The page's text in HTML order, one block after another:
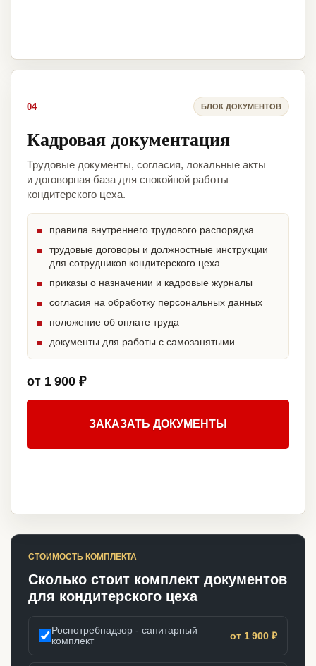
04 БЛОК ДОКУМЕНТОВ
Кадровая документация
Трудовые документы, согласия, локальные акты
и договорная база для спокойной работы
кондитерского цеха.
правила внутреннего трудового распорядка
трудовые договоры и должностные инструкции
для сотрудников кондитерского цеха
приказы о назначении и кадровые журналы
согласия на обработку персональных данных
положение об оплате труда
документы для работы с самозанятыми
от 1 900 ₽
ЗАКАЗАТЬ ДОКУМЕНТЫ
СТОИМОСТЬ КОМПЛЕКТА
Сколько стоит комплект документов
для кондитерского цеха
Роспотребнадзор - санитарный
комплект
от 1 900 ₽